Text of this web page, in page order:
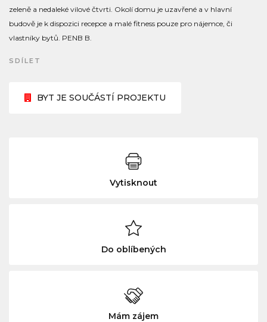
zeleně a nedaleké vilové čtvrti. Okolí domu je uzavřené a v hlavní
budově je k dispozici recepce a malé fitness pouze pro nájemce, či
vlastníky bytů. PENB B.
SDÍLET
BYT JE SOUČÁSTÍ PROJEKTU
Vytisknout
Do oblíbených
Mám zájem